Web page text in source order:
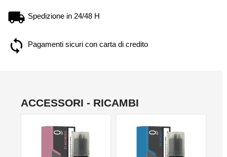
Spedizione in 24/48 H
Pagamenti sicuri con carta di credito
ACCESSORI - RICAMBI